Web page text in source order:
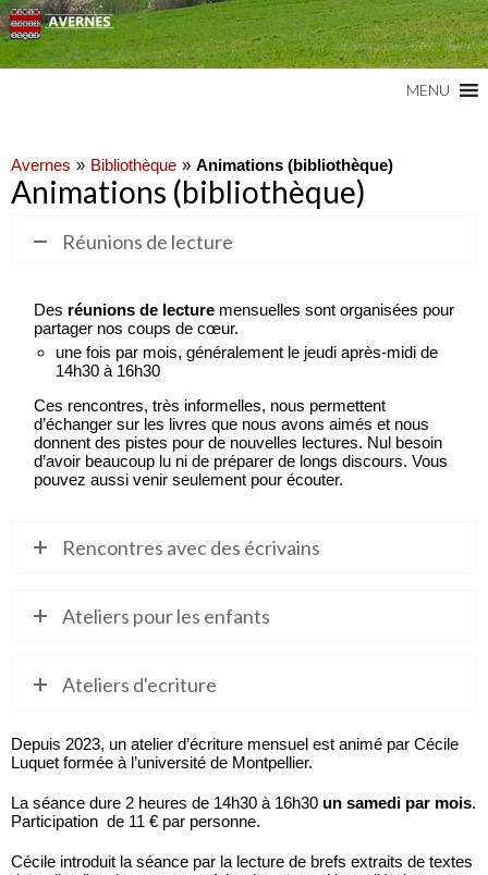
MENU
Avernes Bibliothèque Animations (bibliothèque)
Animations (bibliothèque)
Réunions de lecture
Des réunions de lecture mensuelles sont organisées pour
partager nos coups de cœur.
une fois par mois, généralement le jeudi après-midi de
14h30 à 16h30
Ces rencontres, très informelles, nous permettent
d’échanger sur les livres que nous avons aimés et nous
donnent des pistes pour de nouvelles lectures. Nul besoin
d’avoir beaucoup lu ni de préparer de longs discours. Vous
pouvez aussi venir seulement pour écouter.
Rencontres avec des écrivains
Ateliers pour les enfants
Ateliers d'ecriture
Depuis 2023, un atelier d’écriture mensuel est animé par Cécile
Luquet formée à l’université de Montpellier.
La séance dure 2 heures de 14h30 à 16h30 un samedi par mois.
Participation de 11 € par personne.
Cécile introduit la séance par la lecture de brefs extraits de textes